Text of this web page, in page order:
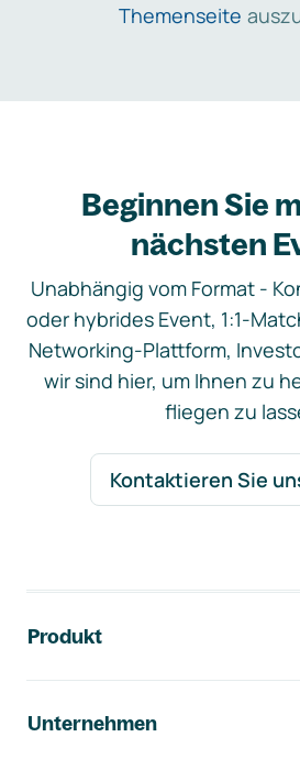
Themenseite
Beginnen Sie
nächsten
Unabhängig vom Format -
oder hybrides Event, 1:1-
Networking-Plattform,
wir sind hier, um Ihnen zu
fliegen zu
Kontaktieren Sie
Produkt
Unternehmen